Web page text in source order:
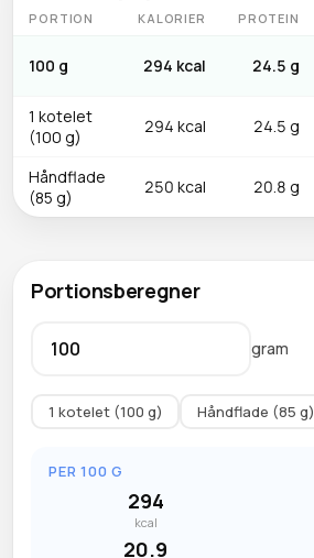
PORTION KALORIER PROTEIN
100 g 294 kcal 24.5 g
1 kotelet
(100 g)
294 kcal 24.5 g
Håndflade
(85 g)
250 kcal 20.8 g
Portionsberegner
gram
1 kotelet (100 g) Håndflade (85 g)
PER 100 G
294
kcal
20.9